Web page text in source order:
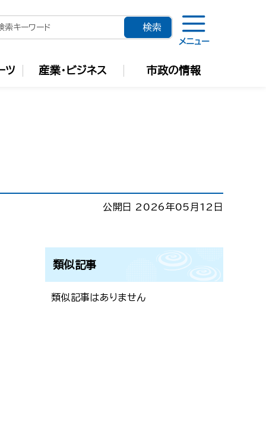
メニュー
ツ 産業・ビジネス 市政の情報
公開日 2026年05月12日
類似記事
類似記事はありません